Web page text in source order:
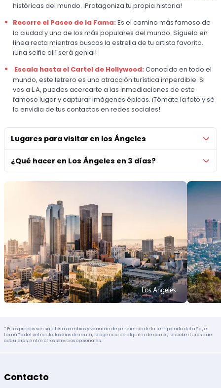
históricas del mundo. ¡Protagoniza tu propia historia!
Recorre el Paseo de la Fama: Es el camino más famoso de
la ciudad y uno de los más populares del mundo. Síguelo en
línea recta mientras buscas la estrella de tu artista favorito.
¡Una selfie allí será genial!
Escala hasta el Cartel de Hollywood: Conocido en todo el
mundo, este letrero es una atracción turística imperdible. Si
vas a L.A, puedes acercarte a las inmediaciones de este
famoso lugar y capturar imágenes épicas. ¡Tómate la foto y sé
la envidia de tus contactos en redes sociales!
Lugares para visitar en los Ángeles
¿Qué hacer en Los Ángeles en 3 días?
* Estos precios son sujetos a cambios y variarán dependiendo de la temporada del año , el
tamaño del vehículo, los días de renta, la agencia de alquiler de carros, las coberturas que
adquieras, entre otros servicios opcionales.
Contacto